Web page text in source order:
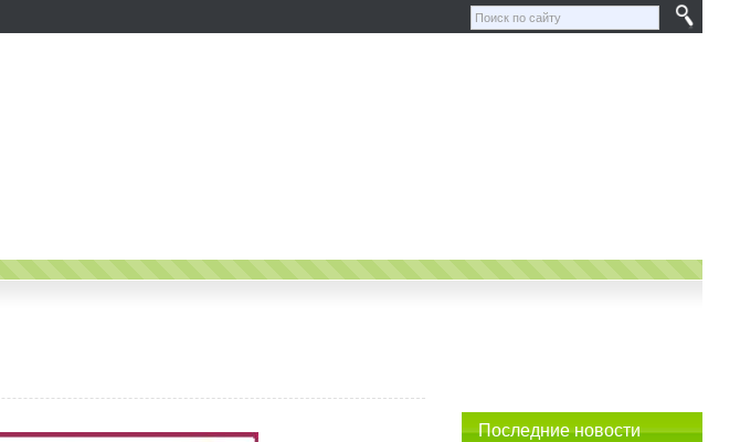
Последние новости